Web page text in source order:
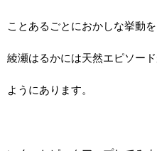
ことあるごとにおかしな挙動
綾瀬はるかには天然エピソー
ようにあります。